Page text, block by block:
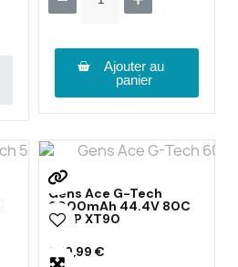
Ajouter au
panier
Gens Ace G-Tech
6000mAh 44.4V 80C
12S1P XT90
279,99 €